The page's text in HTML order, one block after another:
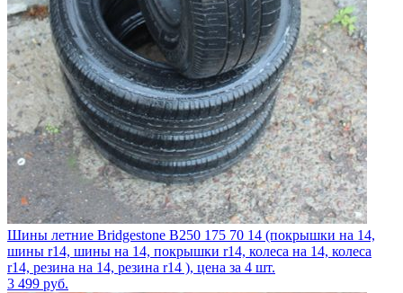
Шины летние Bridgestone B250 175 70 14 (покрышки на 14,
шины r14, шины на 14, покрышки r14, колеса на 14, колеса
r14, резина на 14, резина r14 ), цена за 4 шт.
3 499 руб.